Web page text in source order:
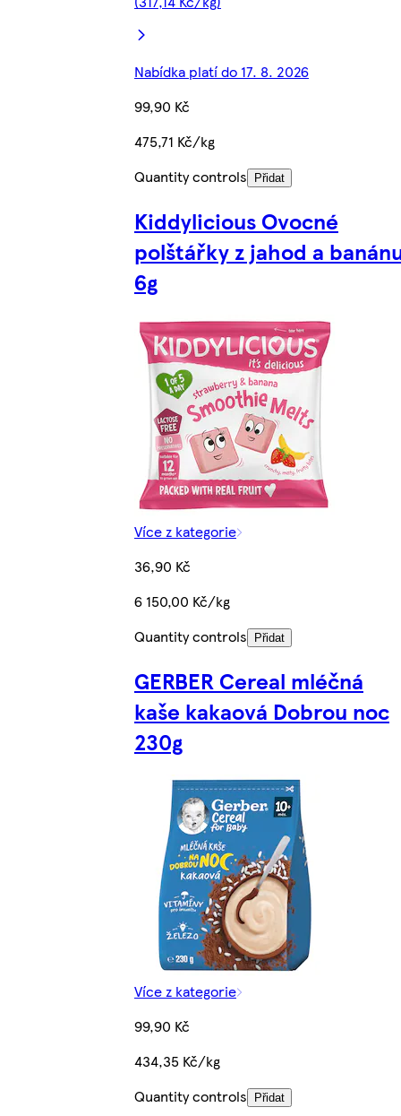
Nabídka platí do 17. 8. 2026
99,90 Kč
475,71 Kč/kg
Quantity controls
Přidat
Kiddylicious Ovocné
polštářky z jahod a
6g
Více z kategorie
36,90 Kč
6 150,00 Kč/kg
Quantity controls
Přidat
GERBER Cereal mléčná
kaše kakaová Dobrou noc
230g
Více z kategorie
99,90 Kč
434,35 Kč/kg
Quantity controls
Přidat